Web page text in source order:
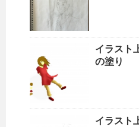
イラスト
の塗り
イラスト